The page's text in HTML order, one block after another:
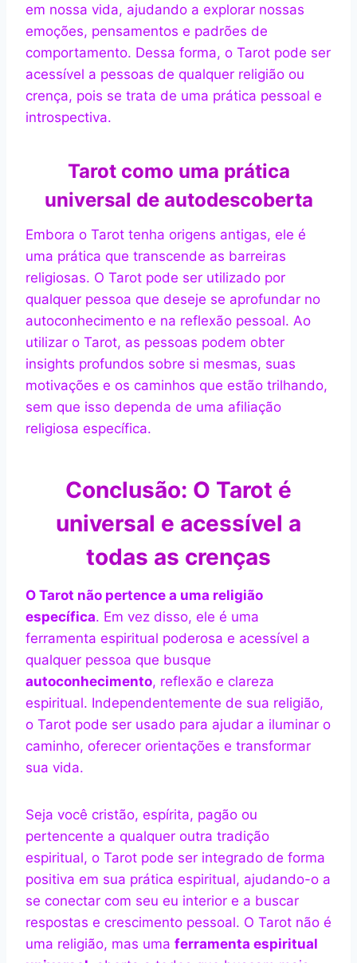
em nossa vida, ajudando a explorar nossas
emoções, pensamentos e padrões de
comportamento. Dessa forma, o Tarot pode ser
acessível a pessoas de qualquer religião ou
crença, pois se trata de uma prática pessoal e
introspectiva.
Tarot como uma prática
universal de autodescoberta
Embora o Tarot tenha origens antigas, ele é
uma prática que transcende as barreiras
religiosas. O Tarot pode ser utilizado por
qualquer pessoa que deseje se aprofundar no
autoconhecimento e na reflexão pessoal. Ao
utilizar o Tarot, as pessoas podem obter
insights profundos sobre si mesmas, suas
motivações e os caminhos que estão trilhando,
sem que isso dependa de uma afiliação
religiosa específica.
Conclusão: O Tarot é
universal e acessível a
todas as crenças
O Tarot não pertence a uma religião
específica. Em vez disso, ele é uma
ferramenta espiritual poderosa e acessível a
qualquer pessoa que busque
autoconhecimento, reflexão e clareza
espiritual. Independentemente de sua religião,
o Tarot pode ser usado para ajudar a iluminar o
caminho, oferecer orientações e transformar
sua vida.
Seja você cristão, espírita, pagão ou
pertencente a qualquer outra tradição
espiritual, o Tarot pode ser integrado de forma
positiva em sua prática espiritual, ajudando-o a
se conectar com seu eu interior e a buscar
respostas e crescimento pessoal. O Tarot não é
uma religião, mas uma ferramenta espiritual